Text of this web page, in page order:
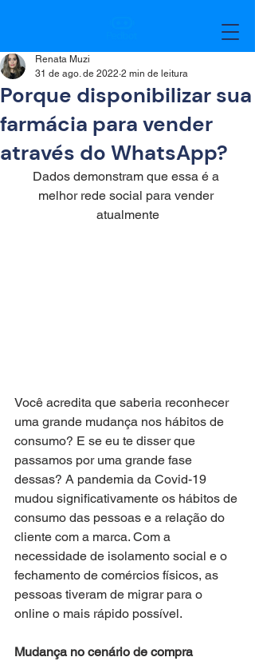
Porque disponibilizar sua
farmácia para vender
através do WhatsApp?
Renata Muzi
31 de ago. de 2022 2 min de leitura
Dados demonstram que essa é a
melhor rede social para vender
atualmente
Você acredita que saberia reconhecer
uma grande mudança nos hábitos de
consumo? E se eu te disser que
passamos por uma grande fase
dessas? A pandemia da Covid-19
mudou significativamente os hábitos de
consumo das pessoas e a relação do
cliente com a marca. Com a
necessidade de isolamento social e o
fechamento de comércios físicos, as
pessoas tiveram de migrar para o
online o mais rápido possível.
Mudança no cenário de compra